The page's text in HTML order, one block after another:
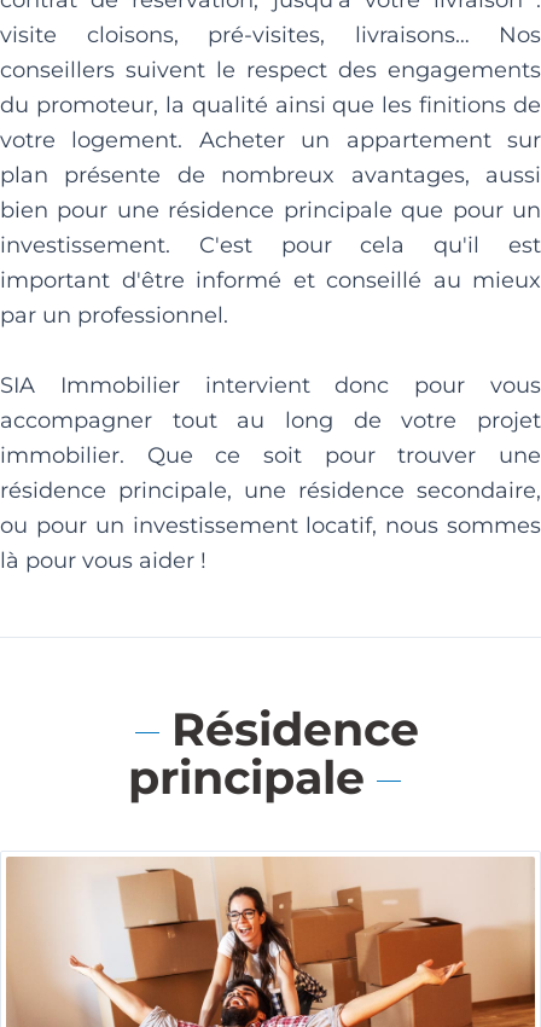
visite cloisons, pré-visites, livraisons… Nos
conseillers suivent le respect des engagements
du promoteur, la qualité ainsi que les finitions de
votre logement. Acheter un appartement sur
plan présente de nombreux avantages, aussi
bien pour une résidence principale que pour un
investissement. C'est pour cela qu'il est
important d'être informé et conseillé au mieux
par un professionnel.
SIA Immobilier intervient donc pour vous
accompagner tout au long de votre projet
immobilier. Que ce soit pour trouver une
résidence principale, une résidence secondaire,
ou pour un investissement locatif, nous sommes
là pour vous aider !
Résidence
principale